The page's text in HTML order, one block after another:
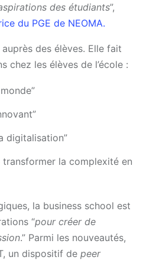
des étudiants”,
du PGE de NEOMA.
des élèves. Elle fait
chez les élèves de l’école :
digitalisation”
transformer la complexité en
la business school est
“pour créer de
.” Parmi les nouveautés,
un dispositif de peer